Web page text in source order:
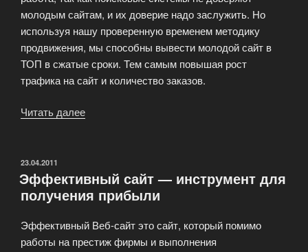
молодым сайтам, и их доверие надо заслужить. Но
используя нашу проверенную временем методику
продвижения, мы способны вывести молодой сайт в
ТОП в сжатые сроки. Тем самым повышая рост
трафика на сайт и количество заказов.
Читать далее
молодого
сайта?»
ОПУБЛИКОВАНО
23.04.2011
Эффективный сайт — инструмент для
получения прибыли
Эффективный Веб-сайт это сайт, который помимо
работы на престиж фирмы и выполнения